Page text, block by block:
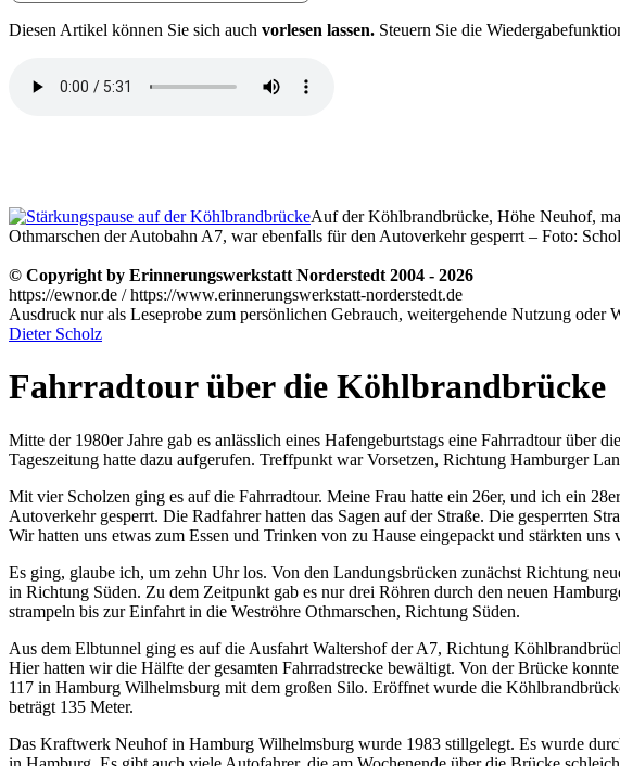
Diesen Artikel können Sie sich auch vorlesen lassen. Steuern Sie die
Auf der Köhlbrandbrücke, Höhe Neuhof,
Othmarschen der Autobahn A7, war ebenfalls für den Autoverkehr gesperrt – Foto:
© Copyright by Erinnerungswerkstatt Norderstedt 2004 - 2026
https://ewnor.de / https://www.erinnerungswerkstatt-norderstedt.de
Ausdruck nur als Leseprobe zum persönlichen Gebrauch, weitergehende Nutzung
Dieter Scholz
Fahrradtour über die Köhlbrandbrücke
Mitte der 1980er Jahre gab es anlässlich eines Hafengeburtstags eine Fahrradtour
Tageszeitung hatte dazu aufgerufen. Treffpunkt war Vorsetzen, Richtung Hamburger
Mit vier Scholzen ging es auf die Fahrradtour. Meine Frau hatte ein 26er, und ich ein
Autoverkehr gesperrt. Die Radfahrer hatten das Sagen auf der Straße. Die gesperrten
Wir hatten uns etwas zum Essen und Trinken von zu Hause eingepackt und stärkten uns
Es ging, glaube ich, um zehn Uhr los. Von den Landungsbrücken zunächst Richtung
in Richtung Süden. Zu dem Zeitpunkt gab es nur drei Röhren durch den neuen
strampeln bis zur Einfahrt in die Weströhre Othmarschen, Richtung Süden.
Aus dem Elbtunnel ging es auf die Ausfahrt Waltershof der A7, Richtung
Hier hatten wir die Hälfte der gesamten Fahrradstrecke bewältigt. Von der Brücke
117 in Hamburg Wilhelmsburg mit dem großen Silo. Eröffnet wurde die
beträgt 135 Meter.
Das Kraftwerk Neuhof in Hamburg Wilhelmsburg wurde 1983 stillgelegt. Es wurde